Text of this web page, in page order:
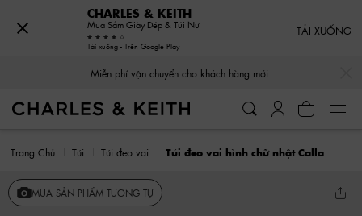
Miễn phí vận chuyển cho khách hàng mới
Trang Chủ Túi Túi đeo vai Túi đeo vai hình chữ nhật Calla
MUA SẢN PHẨM TƯƠNG TỰ
CHARLES & KEITH
Mua Sắm Giày Dép & Túi Nữ
Tải xuống - Trên Google Play
TẢI XUỐNG